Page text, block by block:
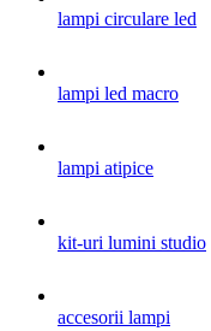
lampi circulare led
lampi led macro
lampi atipice
kit-uri lumini studio
accesorii lampi